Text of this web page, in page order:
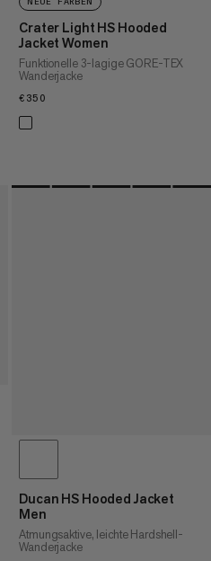
Crater Light HS Hooded
Jacket Women
Funktionelle 3-lagige GORE-TEX
Wanderjacke
€350
Ducan HS Hooded Jacket
Men
Atmungsaktive, leichte Hardshell-
Wanderjacke